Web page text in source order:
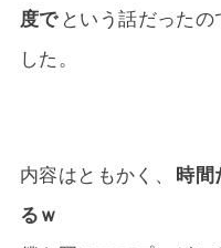
度で という話だった
した。
内容はともかく、
時間
るｗ